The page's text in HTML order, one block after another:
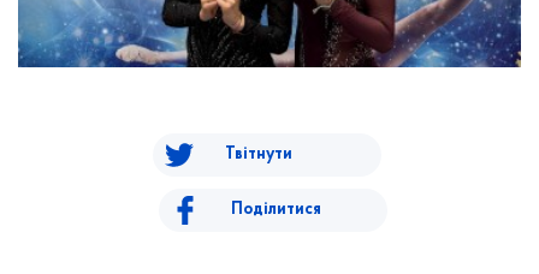
Твітнути
Поділитися